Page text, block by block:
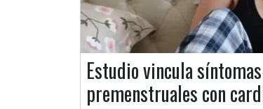
Estudio vincula síntomas
premenstruales con